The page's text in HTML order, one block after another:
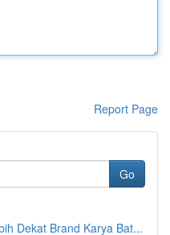
Report Page
Go
Dekat Brand Karya Bat...